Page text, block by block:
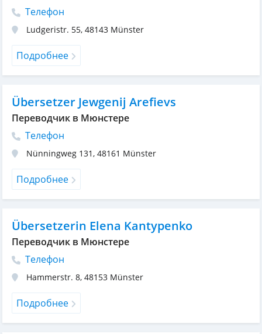
Телефон
Ludgeristr. 55, 48143 Münster
Подробнее
Übersetzer Jewgenij Arefievs
Переводчик в Мюнстере
Телефон
Nünningweg 131, 48161 Münster
Подробнее
Übersetzerin Elena Kantypenko
Переводчик в Мюнстере
Телефон
Hammerstr. 8, 48153 Münster
Подробнее